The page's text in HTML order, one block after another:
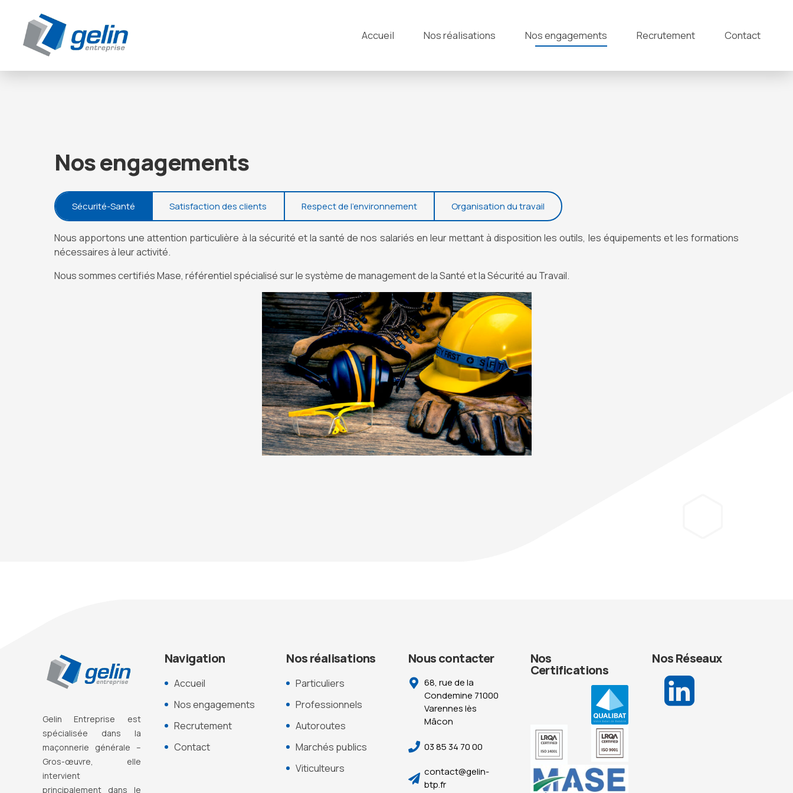
Accueil Nos réalisations Nos engagements Recrutement Contact
Nos engagements
Sécurité-Santé Satisfaction des clients Respect de l’environnement Organisation du travail
Nous apportons une attention particulière à la sécurité et la santé de nos salariés en leur mettant à disposition les outils, les équipements et les formations
nécessaires à leur activité.
Nous sommes certifiés Mase, référentiel spécialisé sur le système de management de la Santé et la Sécurité au Travail.
Gelin Entreprise est
spécialisée dans la
maçonnerie générale –
Gros-œuvre, elle
intervient
principalement dans le
Navigation
Accueil
Nos engagements
Recrutement
Contact
Nos réalisations
Particuliers
Professionnels
Autoroutes
Marchés publics
Viticulteurs
Nous contacter
68, rue de la
Condemine 71000
Varennes lès
Mâcon
03 85 34 70 00
contact@gelin-
btp.fr
Nos
Certifications
Nos Réseaux